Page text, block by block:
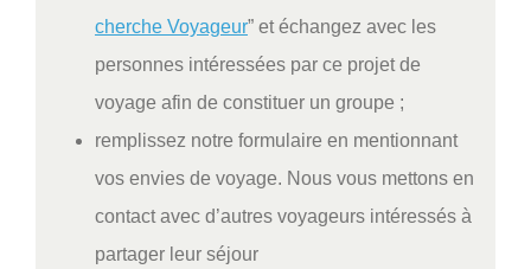
cherche Voyageur” et échangez avec les
personnes intéressées par ce projet de
voyage afin de constituer un groupe ;
remplissez notre formulaire en mentionnant
vos envies de voyage. Nous vous mettons en
contact avec d’autres voyageurs intéressés à
partager leur séjour